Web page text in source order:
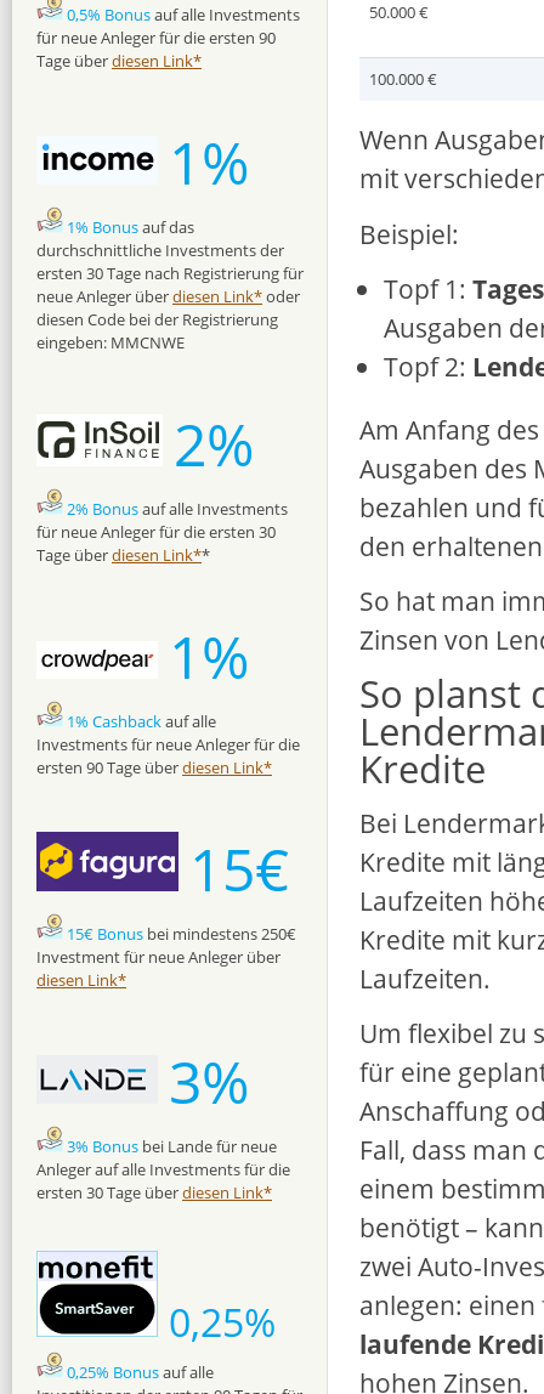
50.000 €
100.000 €
Wenn
mit
Beispiel:
Topf 1:
Ausgaben
Topf 2:
Am Anfang
Ausgaben des
bezahlen und
den
So hat man
Zinsen von
So planst
Kredite
Bei
Kredite mit
Laufzeiten
Kredite mit
Laufzeiten.
Um flexibel zu
für eine
Anschaffung
Fall, dass man
einem
benötigt –
zwei Auto-
anlegen:
laufende
hohen Zinsen.
0,5% Bonusauf alle Investments
für neue Anleger für die ersten 90
Tage überdiesen Link*
1%
1% Bonusauf das
durchschnittliche Investments der
ersten 30 Tage nach Registrierung für
neue Anleger überdiesen Link*oder
diesen Code bei der Registrierung
eingeben: MMCNWE
2%
2% Bonusauf alle Investments
für neue Anleger für die ersten 30
Tage überdiesen Link**
1%
1% Cashbackauf alle
Investments für neue Anleger für die
ersten 90 Tage überdiesen Link*
15€
15€ Bonus bei mindestens 250€
Investment für neue Anleger über
diesen Link*
3%
3% Bonus bei Lande für neue
Anleger auf alle Investments für die
ersten 30 Tage überdiesen Link*
0,25%
0,25% Bonusauf alle